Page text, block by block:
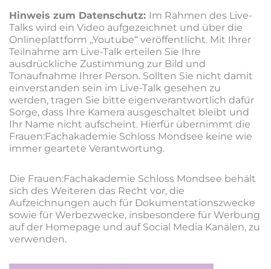
Hinweis zum Datenschutz: Im Rahmen des Live-
Talks wird ein Video aufgezeichnet und über die
Onlineplattform „Youtube“ veröffentlicht. Mit Ihrer
Teilnahme am Live-Talk erteilen Sie Ihre
ausdrückliche Zustimmung zur Bild und
Tonaufnahme Ihrer Person. Sollten Sie nicht damit
einverstanden sein im Live-Talk gesehen zu
werden, tragen Sie bitte eigenverantwortlich dafür
Sorge, dass Ihre Kamera ausgeschaltet bleibt und
Ihr Name nicht aufscheint. Hierfür übernimmt die
Frauen:Fachakademie Schloss Mondsee keine wie
immer geartete Verantwortung.
Die Frauen:Fachakademie Schloss Mondsee behält
sich des Weiteren das Recht vor, die
Aufzeichnungen auch für Dokumentationszwecke
sowie für Werbezwecke, insbesondere für Werbung
auf der Homepage und auf Social Media Kanälen, zu
verwenden.